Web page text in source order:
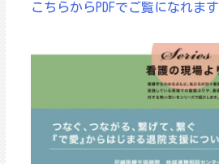
こちらからPDFでご覧になれます